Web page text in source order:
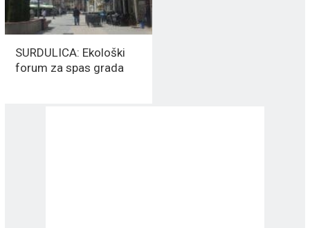
SURDULICA: Ekološki
forum za spas grada